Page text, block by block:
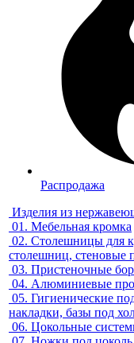
Распродажа
Изделия из
01. Мебельная кромка
02. Столешницы для
столешниц, стеновые
03. Пристеночные
04. Алюминиевые
05. Гигиенические
накладки, базы под
06. Цокольные